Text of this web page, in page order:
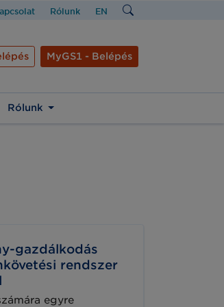
Rólunk EN
MyGS1 - Belépés
Rólunk
gazdálkodás
rendszer
egyre